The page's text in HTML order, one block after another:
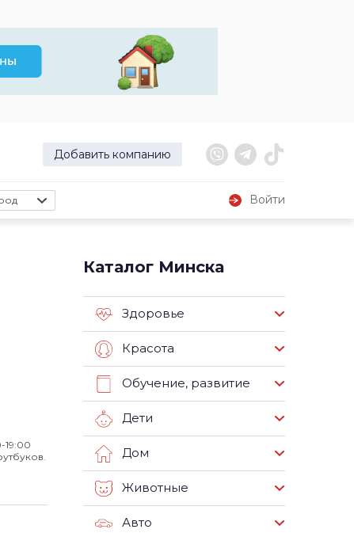
Добавить компанию
Войти
19:00
Каталог Минска
Здоровье
Красота
Обучение, развитие
Дети
Дом
Животные
Авто